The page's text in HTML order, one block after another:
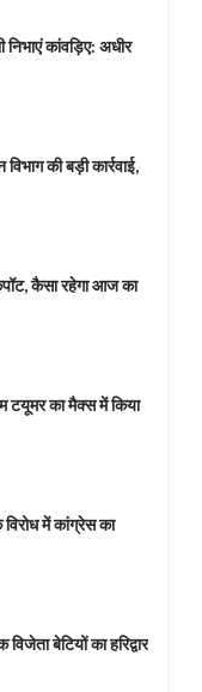
निभाएं कांवड़िए: अधीर
की बड़ी कार्रवाई,
कैसा रहेगा आज का
टयूमर का मैक्स में किया
में कांग्रेस का
बेटियों का हरिद्वार